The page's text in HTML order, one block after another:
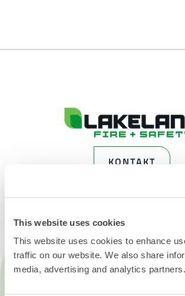
This website uses cookies
This website uses cookies to enhance
traffic on our website. We also share
media, advertising and analytics partners.
KONTAKT
Produkte
Feuer